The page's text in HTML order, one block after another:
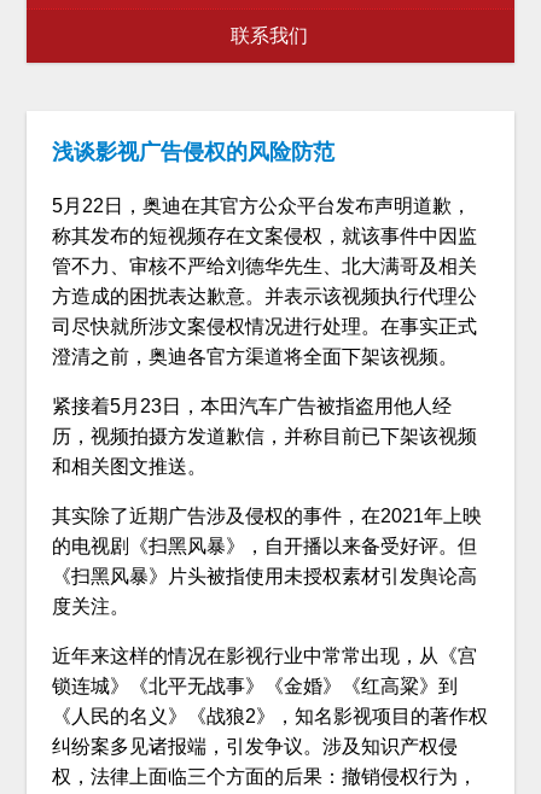
联系我们
浅谈影视广告侵权的风险防范
5月22日，奥迪在其官方公众平台发布声明道歉，
称其发布的短视频存在文案侵权，就该事件中因监
管不力、审核不严给刘德华先生、北大满哥及相关
方造成的困扰表达歉意。并表示该视频执行代理公
司尽快就所涉文案侵权情况进行处理。在事实正式
澄清之前，奥迪各官方渠道将全面下架该视频。
紧接着5月23日，本田汽车广告被指盗用他人经
历，视频拍摄方发道歉信，并称目前已下架该视频
和相关图文推送。
其实除了近期广告涉及侵权的事件，在2021年上映
的电视剧《扫黑风暴》，自开播以来备受好评。但
《扫黑风暴》片头被指使用未授权素材引发舆论高
度关注。
近年来这样的情况在影视行业中常常出现，从《宫
锁连城》《北平无战事》《金婚》《红高粱》到
《人民的名义》《战狼2》，知名影视项目的著作权
纠纷案多见诸报端，引发争议。涉及知识产权侵
权，法律上面临三个方面的后果：撤销侵权行为，